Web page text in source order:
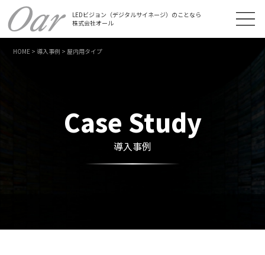
LEDビジョン（デジタルサイネージ）のことなら
株式会社オール
HOME >導入事例 > 屋内用タイプ
Case Study
導入事例